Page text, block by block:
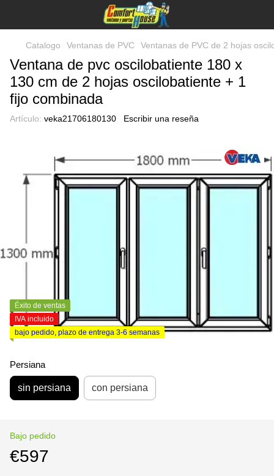
Catalogo Ventanas de PVC Ventanas de PVC de 2 hojas
Ventana de pvc oscilobatiente 180 x
130 cm de 2 hojas oscilobatiente + 1
fijo combinada
Artículo: veka21706180130 Escribir una reseña
Éxito de ventas
IVA incluido
bajo pedido, plazo de entrega 3-6 semanas
Persiana
sin persiana con persiana
Bajo pedido
€597